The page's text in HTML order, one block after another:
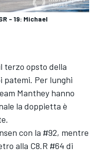
- 19: Michael
terzo opsto della
patemi. Per lunghi
Manthey hanno
la doppietta è
con la #92, mentre
alla C8.R #64 di